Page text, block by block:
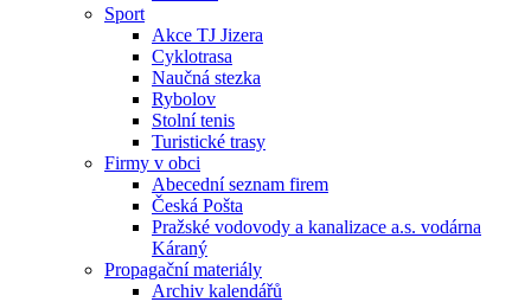
Sport
Akce TJ Jizera
Cyklotrasa
Naučná stezka
Rybolov
Stolní tenis
Turistické trasy
Firmy v obci
Abecední seznam firem
Česká Pošta
Pražské vodovody a kanalizace a.s. vodárna
Káraný
Propagační materiály
Archiv kalendářů